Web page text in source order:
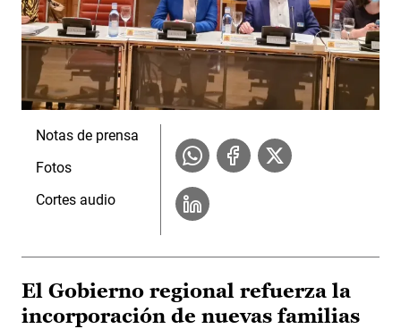
Notas de prensa
Fotos
Cortes audio
El Gobierno regional refuerza la
incorporación de nuevas familias